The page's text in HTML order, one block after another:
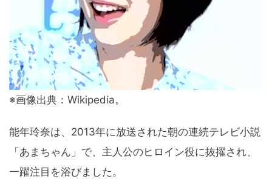
※画像出典：Wikipedia。
能年玲奈は、2013年に放送された朝の連続テレビ小説
「あまちゃん」で、主人公のヒロイン役に抜擢され、
一躍注目を浴びました。